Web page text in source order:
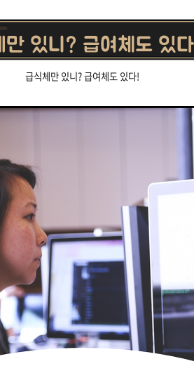
급식체만 있니? 급여체도 있다!